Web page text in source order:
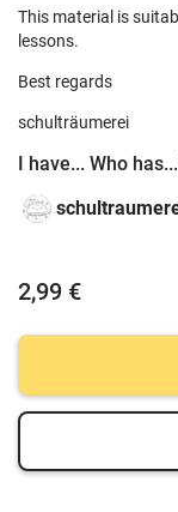
This material is
lessons.
Best regards
schulträumerei
I have... Who
2,99 €